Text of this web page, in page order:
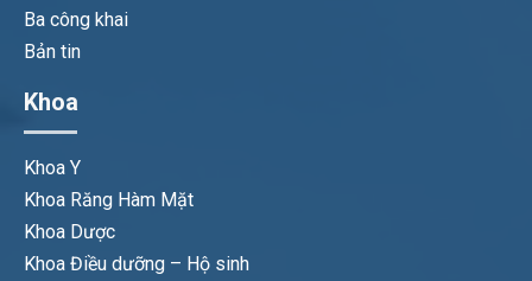
Ba công khai
Bản tin
Khoa
Khoa Y
Khoa Răng Hàm Mặt
Khoa Dược
Khoa Điều dưỡng – Hộ sinh